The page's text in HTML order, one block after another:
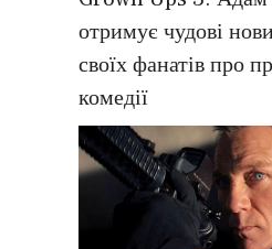
отримує чудові
своїх фанатів про
комедії